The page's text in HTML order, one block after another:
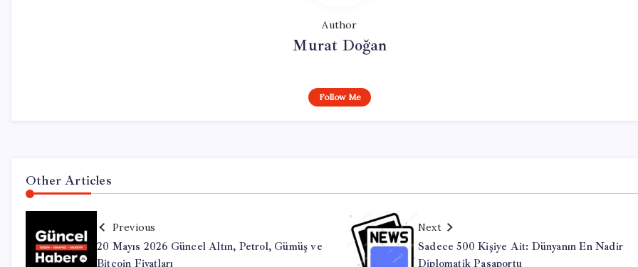
Author
Murat Doğan
Follow Me
Other Articles
Previous
20 Mayıs 2026 Güncel Altın, Petrol, Gümüş ve
Bitcoin Fiyatları
Next
Sadece 500 Kişiye Ait: Dünyanın En Nadir
Diplomatik Pasaportu